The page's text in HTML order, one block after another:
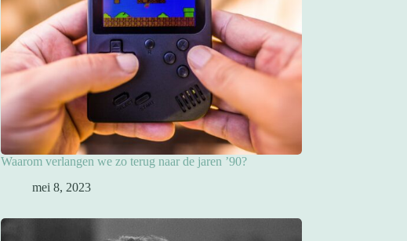
Waarom verlangen we zo terug naar de jaren ’90?
mei 8, 2023